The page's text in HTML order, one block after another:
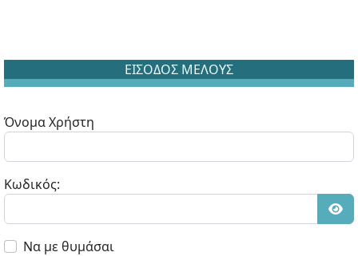
ΕΙΣΟΔΟΣ ΜΕΛΟΥΣ
Όνομα Χρήστη
Κωδικός:
Να με θυμάσαι